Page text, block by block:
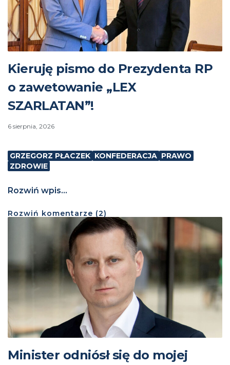
Kieruję pismo do Prezydenta RP
o zawetowanie „LEX
SZARLATAN”!
6 sierpnia, 2026
GRZEGORZ PŁACZEK KONFEDERACJA PRAWO
ZDROWIE
Rozwiń wpis...
Rozwiń komentarze (2)
Minister odniósł się do mojej